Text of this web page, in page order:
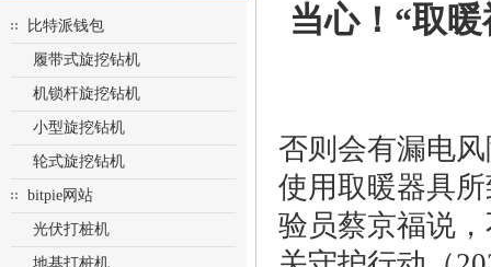
比特派钱包
履带式旋挖钻机
机锁杆旋挖钻机
小型旋挖钻机
轮式旋挖钻机
bitpie网站
光伏打桩机
地基打桩机
当心！“取
否则会有漏电
使用取暖器具
验员蔡京福说